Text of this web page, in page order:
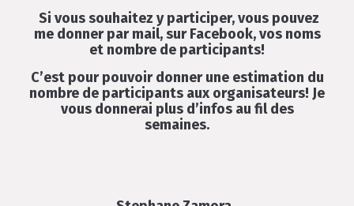
Si vous souhaitez y participer, vous pouvez
me donner parmail, surFacebook, vos noms
et nombre de participants!
C’est pour pouvoir donner une estimation du
nombre de participants aux organisateurs! Je
vous donnerai plus d’infos au fil des
semaines.